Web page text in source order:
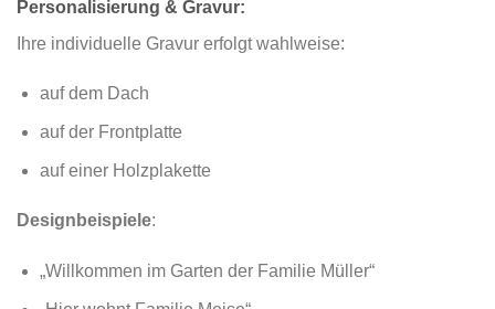
Personalisierung & Gravur:
Ihre individuelle Gravur erfolgt wahlweise:
auf dem Dach
auf der Frontplatte
auf einer Holzplakette
Designbeispiele:
„Willkommen im Garten der Familie Müller“